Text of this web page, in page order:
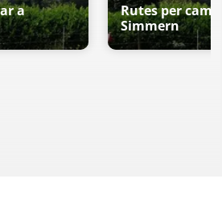
a
Rutes per
Simmern